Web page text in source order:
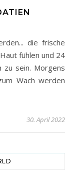
fühlen und 24
zu sein. Morgens
Wach werden
30. April 2022